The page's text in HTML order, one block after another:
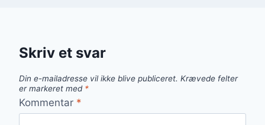
Skriv et svar
Din e-mailadresse vil ikke blive publiceret. Krævede felter
er markeret med *
Kommentar *